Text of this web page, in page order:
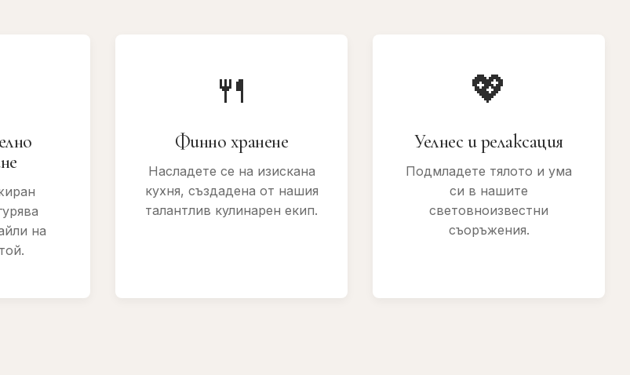
на
🍴
Финно хранене
Насладете се на изискана
кухня, създадена от нашия
талантлив кулинарен екип.
💖
Уелнес и релаксация
Подмладете тялото и ума
си в нашите
световноизвестни
съоръжения.